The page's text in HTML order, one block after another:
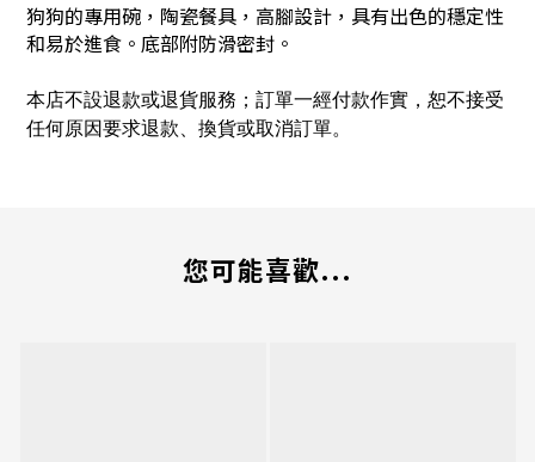
狗狗的專用碗，陶瓷餐具，高腳設計，具有出色的穩定性
和易於進食。底部附防滑密封。
本店不設退款或退貨服務；訂單一經付款作實，恕不接受
任何原因要求退款、換貨或取消訂單。
您可能喜歡...